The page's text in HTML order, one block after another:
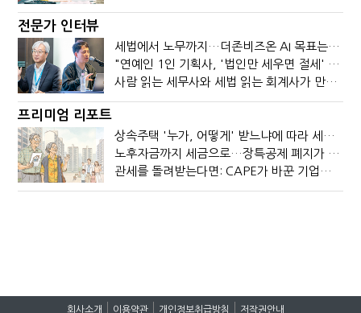
전문가 인터뷰
세법에서 노무까지…더존비즈온 AI 목표는 '전문가의 시간'
"연예인 1인 기획사, '법인만 세우면 절세' 시대 끝났다"
사람 읽는 세무사와 세법 읽는 회계사가 만나면?
프리미엄 리포트
상속주택 '누가, 어떻게' 받느냐에 따라 세금이 달라진다
노후자금까지 세금으로…장특공제 폐지가 부를 조세의 역설
관세를 돌려받는다면: CAPE가 바꾼 기업의 현금흐름
회사소개 이용약관 개인정보취급방침 저작권안내